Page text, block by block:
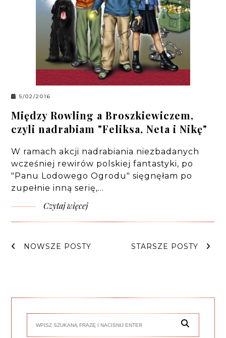
5/02/2016
Między Rowling a Broszkiewiczem,
czyli nadrabiam "Feliksa, Neta i Nikę"
W ramach akcji nadrabiania niezbadanych
wcześniej rewirów polskiej fantastyki, po
"Panu Lodowego Ogrodu" sięgnęłam po
zupełnie inną serię,…
Czytaj więcej
NOWSZE POSTY STARSZE POSTY